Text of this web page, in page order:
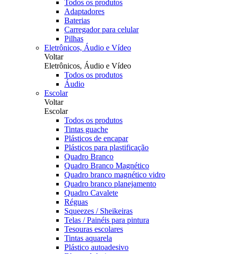
Todos os produtos
Adaptadores
Baterias
Carregador para celular
Pilhas
Eletrônicos, Áudio e Vídeo
Voltar
Eletrônicos, Áudio e Vídeo
Todos os produtos
Áudio
Escolar
Voltar
Escolar
Todos os produtos
Tintas guache
Plásticos de encapar
Plásticos para plastificação
Quadro Branco
Quadro Branco Magnético
Quadro branco magnético vidro
Quadro branco planejamento
Quadro Cavalete
Réguas
Squeezes / Sheikeiras
Telas / Painéis para pintura
Tesouras escolares
Tintas aquarela
Plástico autoadesivo